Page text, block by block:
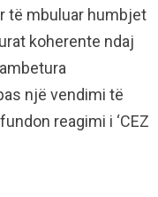
të mbuluar humbjet
koherente ndaj
një vendimi të
reagimi i ‘CEZ